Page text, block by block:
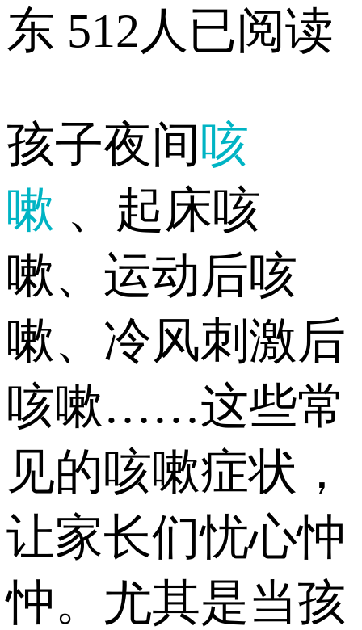
东 512人已阅读
孩子夜间咳
嗽 、起床咳
嗽、运动后咳
嗽、冷风刺激后
咳嗽……这些常
见的咳嗽症状，
让家长们忧心忡
忡。尤其是当孩